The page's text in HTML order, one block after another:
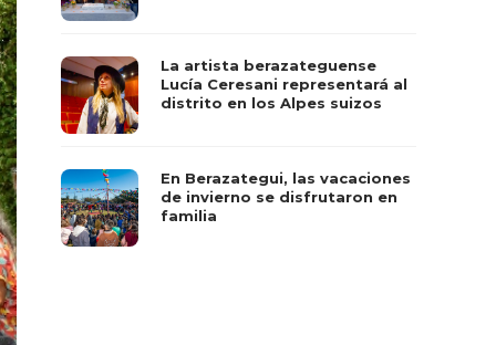
La artista berazateguense
Lucía Ceresani representará al
distrito en los Alpes suizos
En Berazategui, las vacaciones
de invierno se disfrutaron en
familia